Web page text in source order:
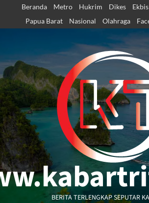
content
Beranda Metro Hukrim Dikes Ekbis
Papua Barat
Nasional Olahraga
BERITA TERLENGKAP SEPUTAR